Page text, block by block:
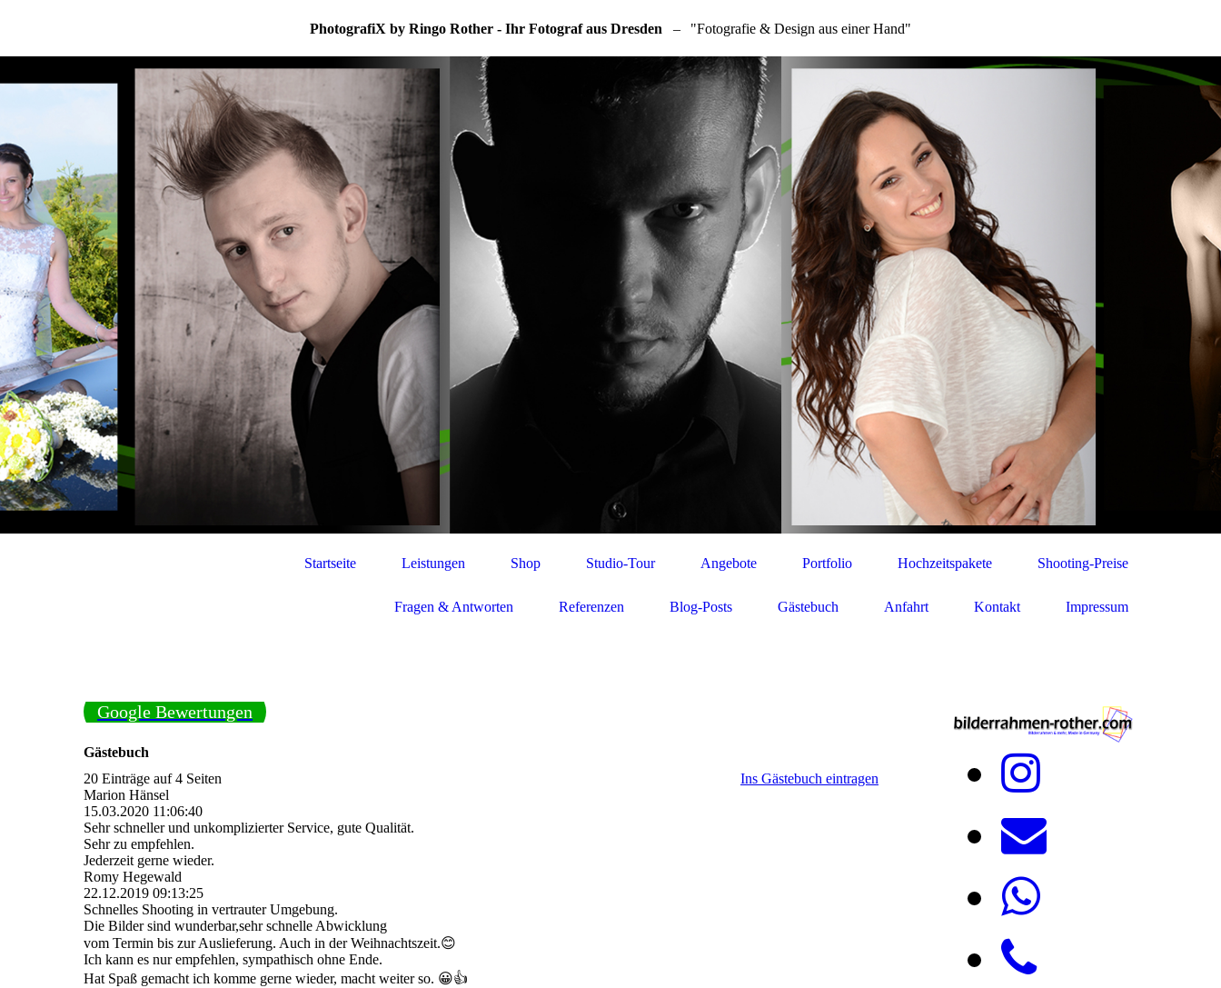
PhotografiX by Ringo Rother - Ihr Fotograf aus Dresden – "Fotografie & Design aus einer Hand"
Startseite Leistungen Shop Studio-Tour Angebote Portfolio Hochzeitspakete Shooting-Preise
Fragen & Antworten Referenzen Blog-Posts Gästebuch Anfahrt Kontakt Impressum
Google Bewertungen
Gästebuch
20 Einträge auf 4 Seiten
Ins Gästebuch eintragen
Marion Hänsel
15.03.2020 11:06:40
Sehr schneller und unkomplizierter Service, gute Qualität.
Sehr zu empfehlen.
Jederzeit gerne wieder.
Romy Hegewald
22.12.2019 09:13:25
Schnelles Shooting in vertrauter Umgebung.
Die Bilder sind wunderbar,sehr schnelle Abwicklung
vom Termin bis zur Auslieferung. Auch in der Weihnachtszeit.😊
Ich kann es nur empfehlen, sympathisch ohne Ende.
Hat Spaß gemacht ich komme gerne wieder, macht weiter so. 😀👍